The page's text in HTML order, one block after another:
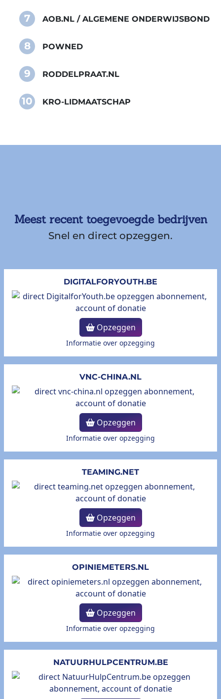
7 AOB.NL / ALGEMENE ONDERWIJSBOND
8 POWNED
9 RODDELPRAAT.NL
10 KRO-LIDMAATSCHAP
Meest recent toegevoegde bedrijven
Snel en direct opzeggen.
DIGITALFORYOUTH.BE
Opzeggen
Informatie over opzegging
VNC-CHINA.NL
Opzeggen
Informatie over opzegging
TEAMING.NET
Opzeggen
Informatie over opzegging
OPINIEMETERS.NL
Opzeggen
Informatie over opzegging
NATUURHULPCENTRUM.BE